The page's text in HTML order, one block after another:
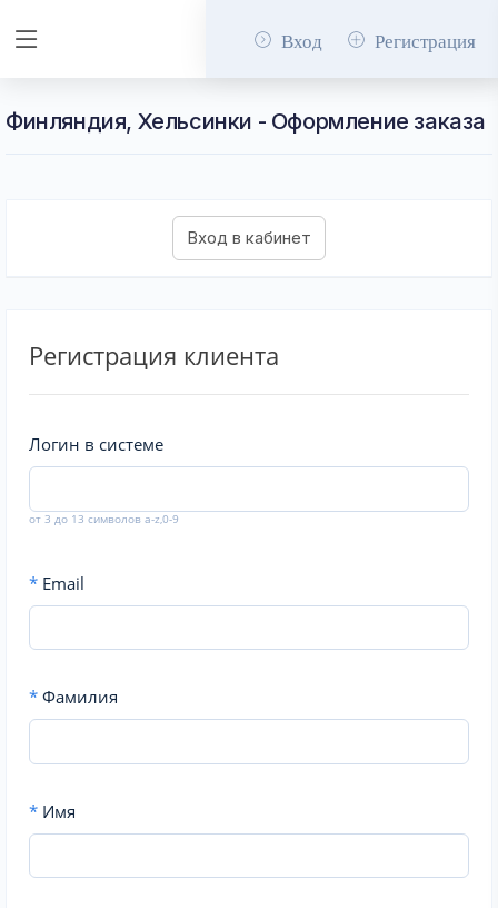
Вход Регистрация
Финляндия, Хельсинки - Оформление заказа
Регистрация клиента
Логин в системе
от 3 до 13 символов a-z,0-9
* Email
* Фамилия
* Имя